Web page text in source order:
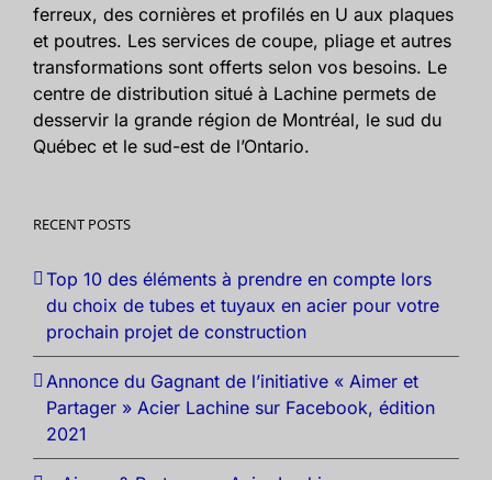
ferreux, des cornières et profilés en U aux plaques
et poutres. Les services de coupe, pliage et autres
transformations sont offerts selon vos besoins. Le
centre de distribution situé à Lachine permets de
desservir la grande région de Montréal, le sud du
Québec et le sud-est de l’Ontario.
RECENT POSTS
Top 10 des éléments à prendre en compte lors
du choix de tubes et tuyaux en acier pour votre
prochain projet de construction
Annonce du Gagnant de l’initiative « Aimer et
Partager » Acier Lachine sur Facebook, édition
2021